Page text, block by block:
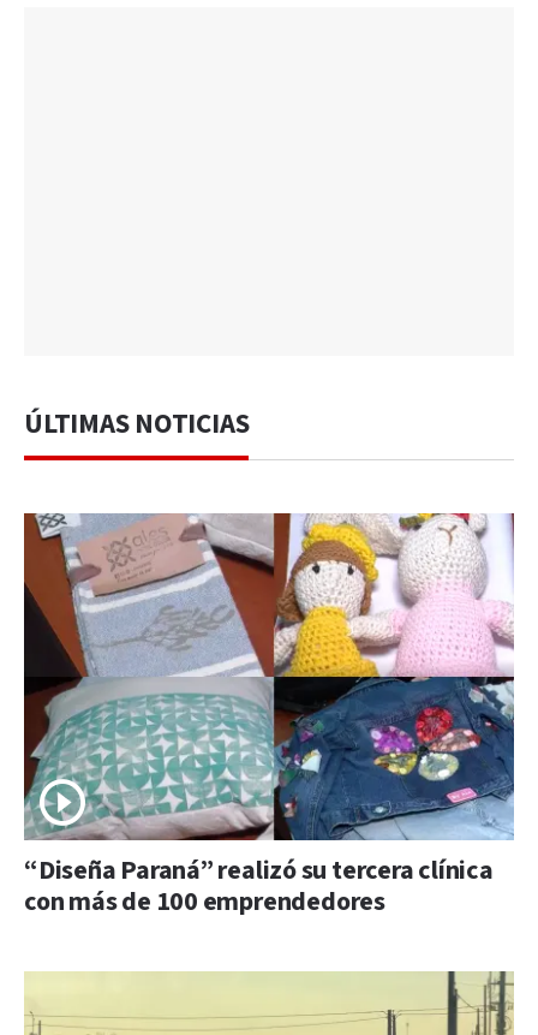
ÚLTIMAS NOTICIAS
“Diseña Paraná” realizó su tercera clínica
con más de 100 emprendedores